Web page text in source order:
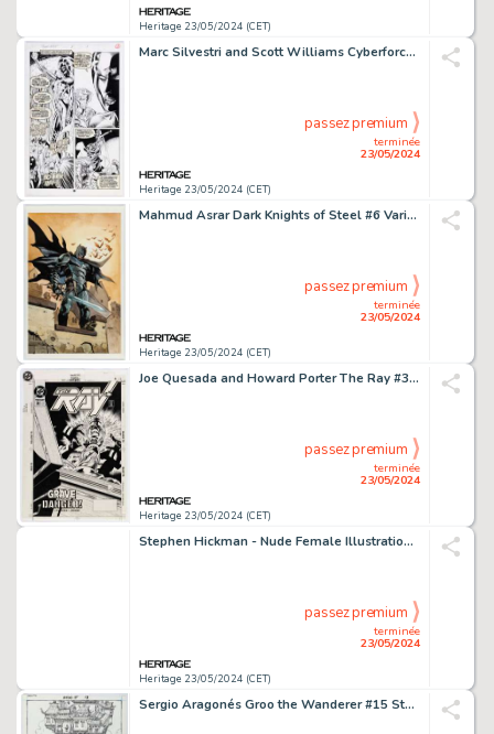
Heritage 23/05/2024 (CET)
Marc Silvestri and Scott Williams Cyberforce #4 Story Page 3 Original Art (Image, 1993).
Heritage 23/05/2024 (CET)
terminée
23/05/2024
passez premium
Mahmud Asrar Dark Knights of Steel #6 Variant Cover Original Art (DC, 2022).
Heritage 23/05/2024 (CET)
terminée
23/05/2024
passez premium
Joe Quesada and Howard Porter The Ray #3 Cover Original Art (DC, 1994).
Heritage 23/05/2024 (CET)
terminée
23/05/2024
passez premium
Stephen Hickman - Nude Female Illustration Original Art (undated).
Heritage 23/05/2024 (CET)
terminée
23/05/2024
passez premium
Sergio Aragonés Groo the Wanderer #15 Story Page 9 Original Art (Marvel, 1986).